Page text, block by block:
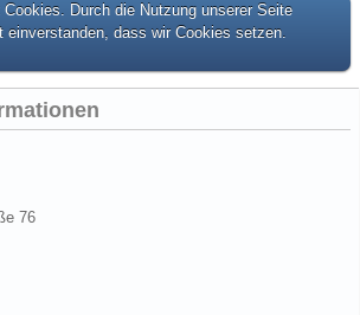
Durch die Nutzung unserer Seite
einverstanden, dass wir Cookies setzen.
76